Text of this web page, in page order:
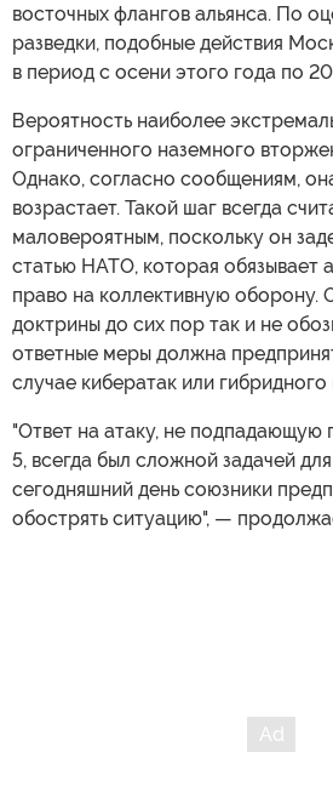
восточных флангов альянса. По
разведки, подобные действия
в период с осени этого года по
Вероятность наиболее
ограниченного наземного
Однако, согласно сообщениям,
возрастает. Такой шаг всегда
маловероятным, поскольку он
статью НАТО, которая обязывает
право на коллективную оборону.
доктрины до сих пор так и не
ответные меры должна
случае кибератак или
"Ответ на атаку, не подпадающую
5, всегда был сложной задачей
сегодняшний день союзники
обострять ситуацию", —